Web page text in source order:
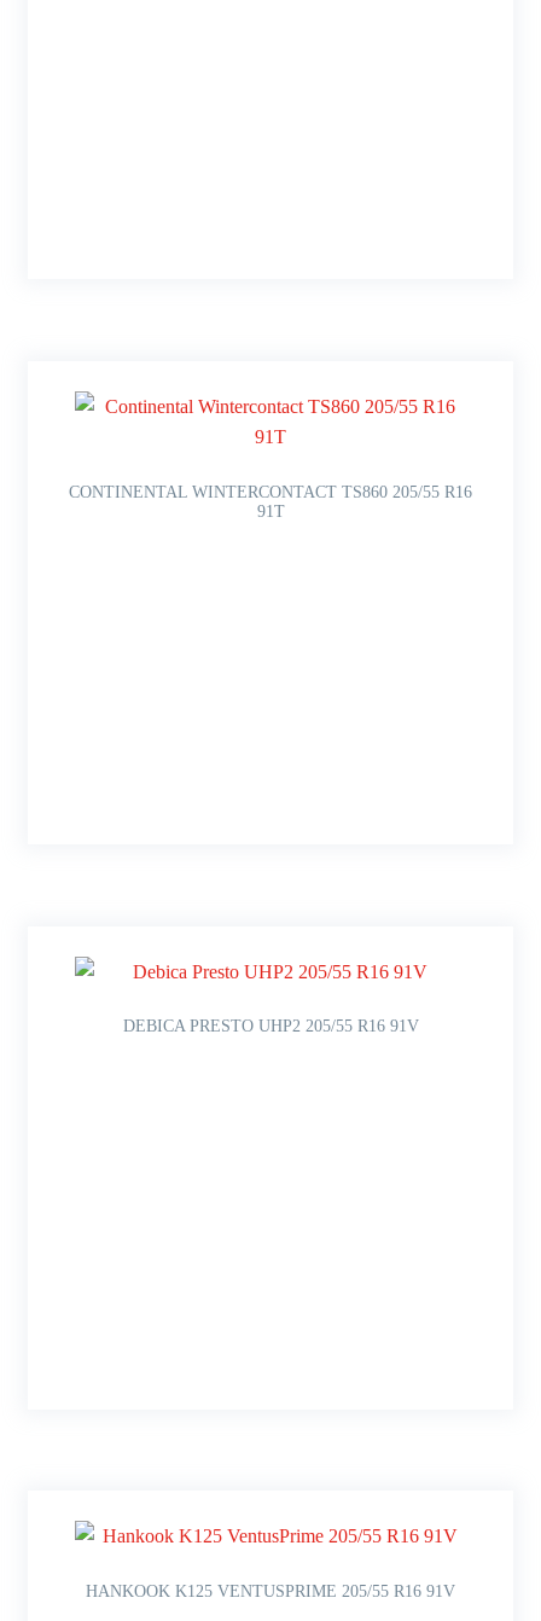
CONTINENTAL WINTERCONTACT TS860 205/55 R16
91T
DEBICA PRESTO UHP2 205/55 R16 91V
HANKOOK K125 VENTUSPRIME 205/55 R16 91V